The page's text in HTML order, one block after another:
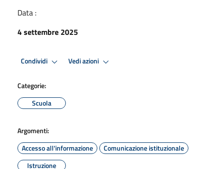
Data :
4 settembre 2025
Condividi Vedi azioni
Categorie:
Scuola
Argomenti:
Accesso all'informazione
Comunicazione istituzionale
Istruzione